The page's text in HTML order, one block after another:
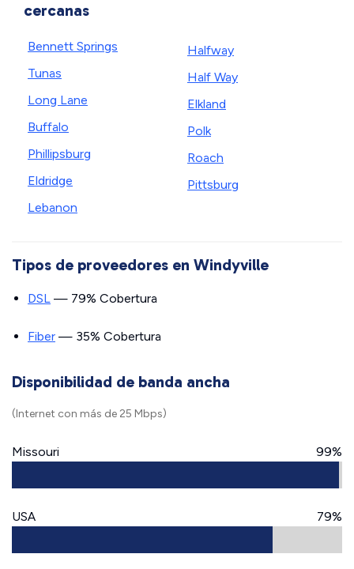
cercanas
Bennett Springs
Tunas
Long Lane
Buffalo
Phillipsburg
Eldridge
Lebanon
Halfway
Half Way
Elkland
Polk
Roach
Pittsburg
Tipos de proveedores en Windyville
DSL — 79% Cobertura
Fiber — 35% Cobertura
Disponibilidad de banda ancha
(Internet con más de 25 Mbps)
Missouri 99%
USA 79%